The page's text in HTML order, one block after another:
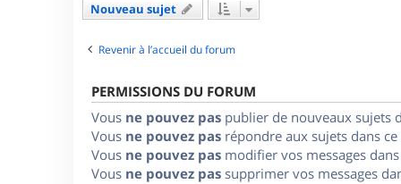
Nouveau sujet
Revenir à l’accueil du forum
PERMISSIONS DU FORUM
Vous ne pouvez pas publier de nouveaux sujets
Vous ne pouvez pas répondre aux sujets dans
Vous ne pouvez pas modifier vos messages
Vous ne pouvez pas supprimer vos messages